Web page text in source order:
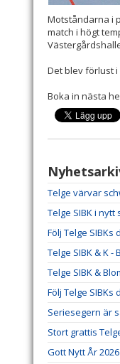
Motståndarna i
match i högt
Det blev förlust
Boka in nästa
Telge värvar
Telge SIBK i
Följ Telge SIBKs
Telge SIBK & K
Telge SIBK &
Följ Telge SIBKs
Seriesegern är
Stort grattis
Gott Nytt År